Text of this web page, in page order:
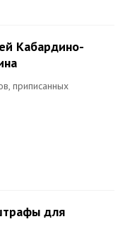
Кабардино-
приписанных
для